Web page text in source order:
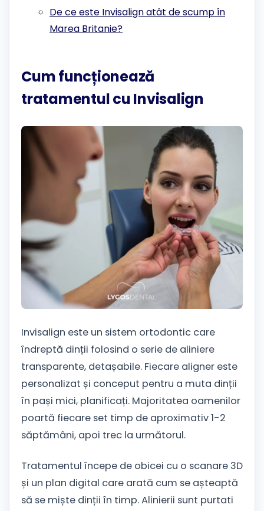
De ce este Invisalign atât de scump în
Marea Britanie?
Cum funcționează
tratamentul cu Invisalign
Invisalign este un sistem ortodontic care
îndreptă dinții folosind o serie de aliniere
transparente, detașabile. Fiecare aligner este
personalizat și conceput pentru a muta dinții
în pași mici, planificați. Majoritatea oamenilor
poartă fiecare set timp de aproximativ 1-2
săptămâni, apoi trec la următorul.
Tratamentul începe de obicei cu o scanare 3D
și un plan digital care arată cum se așteaptă
să se miște dinții în timp. Alinierii sunt purtati